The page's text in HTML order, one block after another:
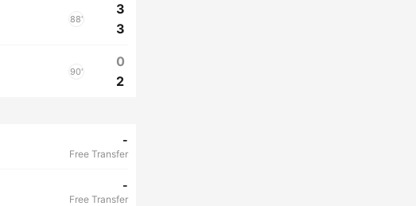
88'
3
3
90'
0
2
-
Free Transfer
-
Free Transfer